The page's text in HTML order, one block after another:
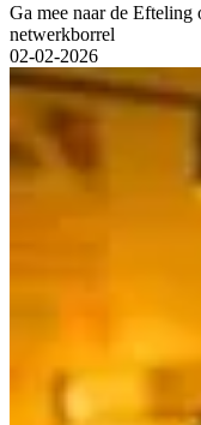
Ga mee naar de Efteling
netwerkborrel
02-02-2026